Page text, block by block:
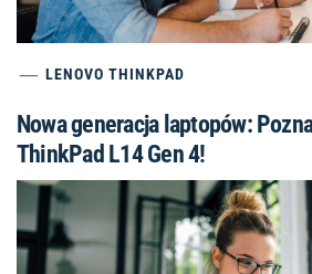
LENOVO THINKPAD
Nowa generacja laptopów:
ThinkPad L14 Gen 4!